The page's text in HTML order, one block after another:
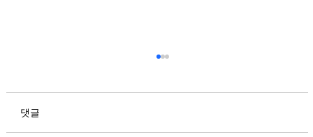
안녕하세요. 마실 파크골프입니다. 7월 30일, 파
댓글